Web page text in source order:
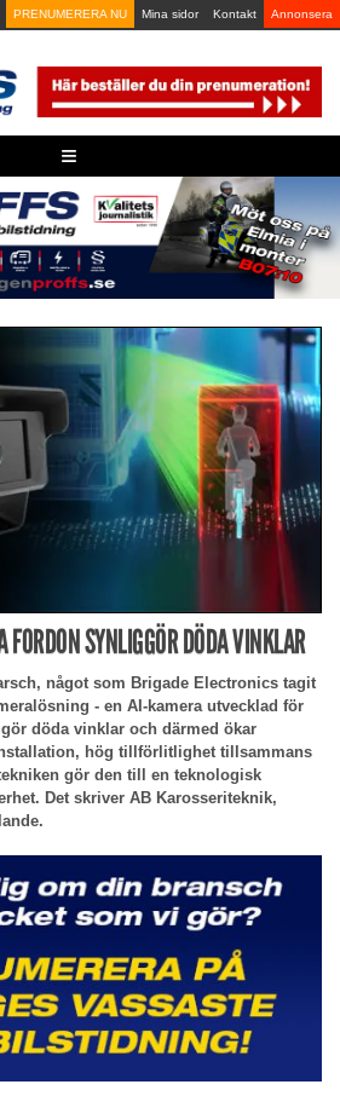
PRENUMERERA NU Mina sidor Kontakt Annonsera
≡
SYNLIGGÖR DÖDA VINKLAR
något som Brigade Electronics tagit
- en AI-kamera utvecklad för
döda vinklar och därmed ökar
hög tillförlitlighet tillsammans
gör den till en teknologisk
Det skriver AB Karosseriteknik,